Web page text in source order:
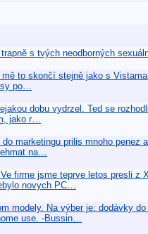
s tvých neodborných
to skončí stejně jako s
po…
dobu vydrzel. Ted se
jako r…
marketingu prilis mnoho penez
na…
firme jsme teprve letos presli z
novych PC…
modely. Na výber je: dodávky
use. -Bussin…